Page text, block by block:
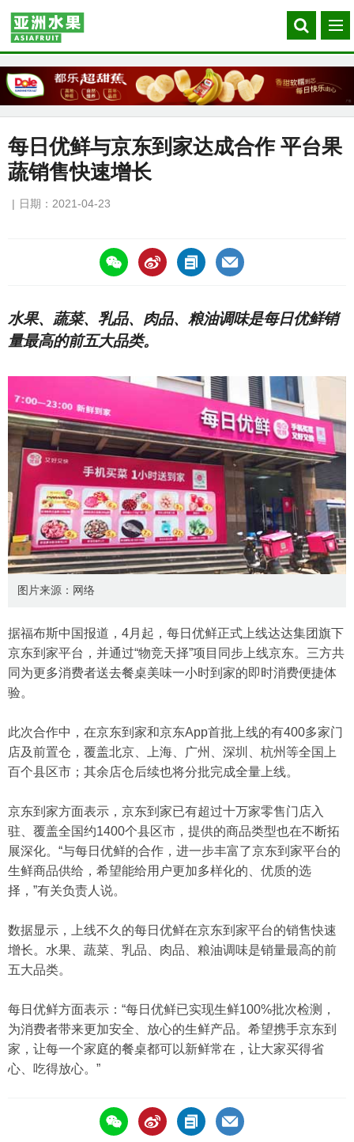
Search
our
菜
单
每日优鲜与京东到家达成合作 平台果
蔬销售快速增长
日期：2021-04-23
https://asiafruitchina.net/20689.html
水果、蔬菜、乳品、肉品、粮油调味是每日优鲜销
量最高的前五大品类。
图片来源：网络
据福布斯中国报道，4月起，每日优鲜正式上线达达集团旗下
京东到家平台，并通过“物竞天择”项目同步上线京东。三方共
同为更多消费者送去餐桌美味一小时到家的即时消费便捷体
验。
此次合作中，在京东到家和京东App首批上线的有400多家门
店及前置仓，覆盖北京、上海、广州、深圳、杭州等全国上
百个县区市；其余店仓后续也将分批完成全量上线。
京东到家方面表示，京东到家已有超过十万家零售门店入
驻、覆盖全国约1400个县区市，提供的商品类型也在不断拓
展深化。“与每日优鲜的合作，进一步丰富了京东到家平台的
生鲜商品供给，希望能给用户更加多样化的、优质的选
择，”有关负责人说。
数据显示，上线不久的每日优鲜在京东到家平台的销售快速
增长。水果、蔬菜、乳品、肉品、粮油调味是销量最高的前
五大品类。
每日优鲜方面表示：“每日优鲜已实现生鲜100%批次检测，
为消费者带来更加安全、放心的生鲜产品。希望携手京东到
家，让每一个家庭的餐桌都可以新鲜常在，让大家买得省
心、吃得放心。”